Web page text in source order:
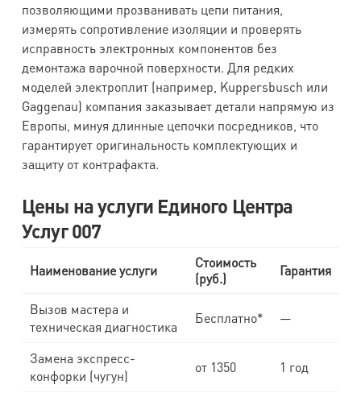
позволяющими прозванивать цепи питания,
измерять сопротивление изоляции и проверять
исправность электронных компонентов без
демонтажа варочной поверхности. Для редких
моделей электроплит (например, Kuppersbusch или
Gaggenau) компания заказывает детали напрямую из
Европы, минуя длинные цепочки посредников, что
гарантирует оригинальность комплектующих и
защиту от контрафакта.
Цены на услуги Единого Центра
Услуг 007
Наименование услуги
Стоимость
(руб.)
Гарантия
Вызов мастера и
техническая диагностика
Бесплатно* —
Замена экспресс-
конфорки (чугун)
от 1350 1 год